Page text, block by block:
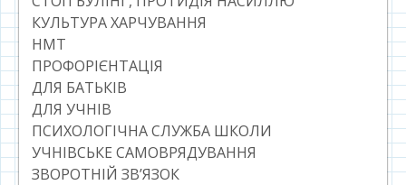
КУЛЬТУРА ХАРЧУВАННЯ
НМТ
ПРОФОРІЄНТАЦІЯ
ДЛЯ БАТЬКІВ
ДЛЯ УЧНІВ
ПСИХОЛОГІЧНА СЛУЖБА ШКОЛИ
УЧНІВСЬКЕ САМОВРЯДУВАННЯ
ЗВОРОТНІЙ ЗВ’ЯЗОК